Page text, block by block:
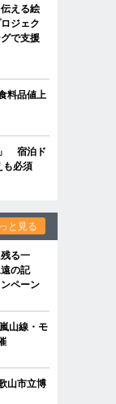
える絵
ジェク
で支援
料品値上
宿泊ド
も必須
と見る
る一
の記
ペーン
山線・モ
山市立博